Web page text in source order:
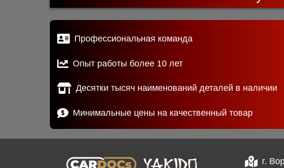
Профессиональная команда
Опыт работы более 10 лет
Десятки тысяч наименований деталей в наличии
Минимальные цены на качественный товар
г.